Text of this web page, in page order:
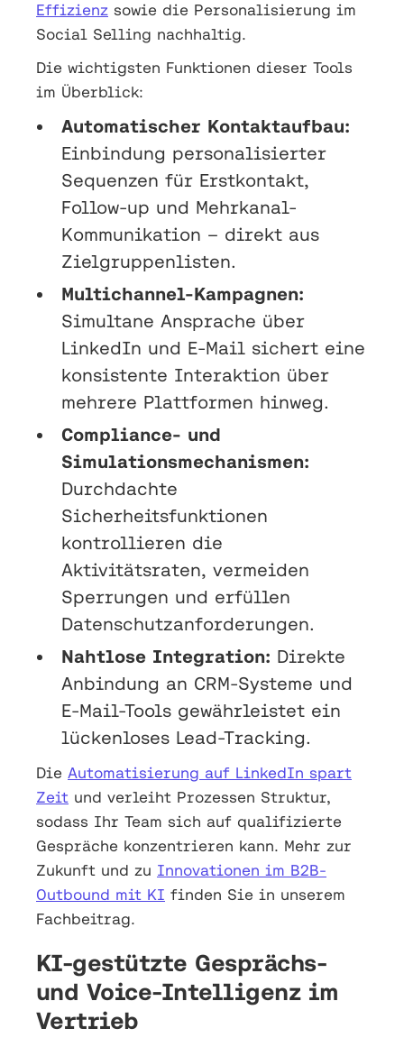
Effizienz sowie die Personalisierung im
Social Selling nachhaltig.
Die wichtigsten Funktionen dieser Tools
im Überblick:
Automatischer Kontaktaufbau:
Einbindung personalisierter
Sequenzen für Erstkontakt,
Follow-up und Mehrkanal-
Kommunikation – direkt aus
Zielgruppenlisten.
Multichannel-Kampagnen:
Simultane Ansprache über
LinkedIn und E-Mail sichert eine
konsistente Interaktion über
mehrere Plattformen hinweg.
Compliance- und
Simulationsmechanismen:
Durchdachte
Sicherheitsfunktionen
kontrollieren die
Aktivitätsraten, vermeiden
Sperrungen und erfüllen
Datenschutzanforderungen.
Nahtlose Integration: Direkte
Anbindung an CRM-Systeme und
E-Mail-Tools gewährleistet ein
lückenloses Lead-Tracking.
Die Automatisierung auf LinkedIn spart
Zeit und verleiht Prozessen Struktur,
sodass Ihr Team sich auf qualifizierte
Gespräche konzentrieren kann. Mehr zur
Zukunft und zu Innovationen im B2B-
Outbound mit KI finden Sie in unserem
Fachbeitrag.
KI-gestützte Gesprächs-
und Voice-Intelligenz im
Vertrieb